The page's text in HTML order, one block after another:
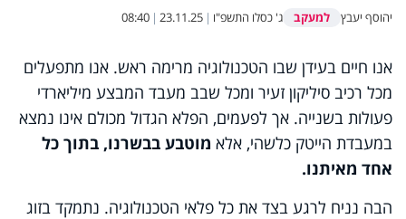
יהוסף יעבץ למעקב ג' כסלו התשפ"ו |
23.11.25
|
08:40
אנו חיים בעידן שבו הטכנולוגיה מרימה ראש. אנו מתפעלים
מכל רכיב סיליקון זעיר ומכל שבב מעבד המבצע מיליארדי
פעולות בשנייה. אך לפעמים, הפלא הגדול מכולם אינו נמצא
במעבדת הייטק כלשהי, אלא מוטבע בבשרנו, בתוך כל
אחד מאיתנו.
הבה נניח לרגע בצד את כל פלאי הטכנולוגיה. נתמקד בזוג